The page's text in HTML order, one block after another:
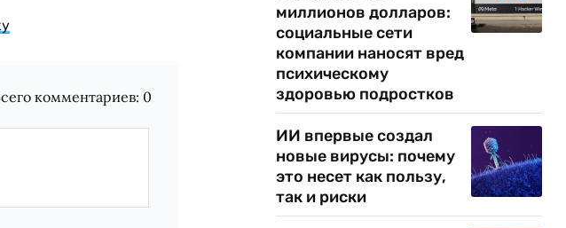
комментариев: 0
миллионов долларов:
социальные сети
компании наносят вред
психическому
здоровью подростков
ИИ впервые создал
новые вирусы: почему
это несет как пользу,
так и риски